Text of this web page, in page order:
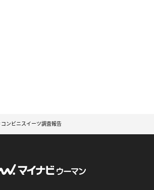
コンビニスイーツ調査報告